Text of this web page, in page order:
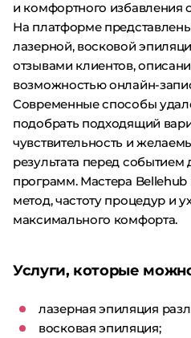
и комфортного избавления
На платформе
лазерной, восковой
отзывами клиентов,
возможностью онлайн-
Современные способы
подобрать подходящий
чувствительность и
результата перед
программ. Мастера
метод, частоту процедур и
максимального комфорта.
Услуги, которые
лазерная эпиляция
восковая эпиляция;